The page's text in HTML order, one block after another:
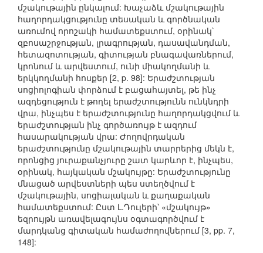
մշակութային ընկալում: Խաչաձև մշակութային
հաղորդակցությունը տեսական և գործնական
առումով որոշակի համատեքստում, օրինակ`
զբոսաշրջության, լրագրության, դասավանդման,
հետազոտության, գիտության բնագավառներում,
կրոնում և արվեստում, ունի միակողմանի և
երկկողմանի հոսքեր [2, p. 98]: Երաժշտության
սոցիոլոգիան փորձում է բացահայտել, թե ինչ
ազդեցություն է թողել երաժշտությունն ունկնդրի
վրա, ինչպես է երաժշտությունը հաղորդակցվում և
երաժշտության ինչ գործառույթ է ազդում
հասարակության վրա: Ժողովրդական
երաժշտությունը մշակութային տարրերից մեկն է,
որոնցից յուրաքանչյուրը շատ կարևոր է, ինչպես,
օրինակ, հայկական մշակույթը: Երաժշտությունը
մնացած արվեստների պես ստեղծվում է
մշակութային, սոցիալական և քաղաքական
համատեքստում: Ըստ Լ.Դուլերի՝ «մշակույթ»
եզրույթն առավելագույնս օգտագործվում է
մարդկանց գիտական համաժողովներում [3, pp. 7,
148]: